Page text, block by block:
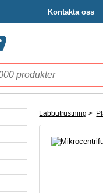
Kontakta oss
Labbutrustning >